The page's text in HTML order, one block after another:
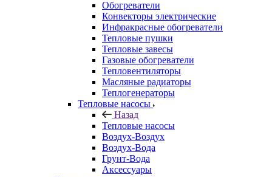
Обогреватели
Конвекторы электрические
Инфракрасные обогреватели
Тепловые пушки
Тепловые завесы
Газовые обогреватели
Тепловентиляторы
Масляные радиаторы
Теплогенераторы
Тепловые насосы
Назад
Тепловые насосы
Воздух-Воздух
Воздух-Вода
Грунт-Вода
Аксессуары